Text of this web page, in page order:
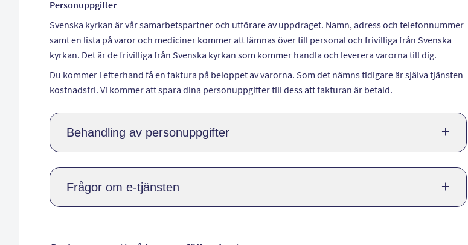
Personuppgifter
Svenska kyrkan är vår samarbetspartner och utförare av uppdraget. Namn, adress och telefonnummer
samt en lista på varor och mediciner kommer att lämnas över till personal och frivilliga från Svenska
kyrkan. Det är de frivilliga från Svenska kyrkan som kommer handla och leverera varorna till dig.
Du kommer i efterhand få en faktura på beloppet av varorna. Som det nämns tidigare är själva tjänsten
kostnadsfri. Vi kommer att spara dina personuppgifter till dess att fakturan är betald.
Behandling av personuppgifter
Frågor om e-tjänsten